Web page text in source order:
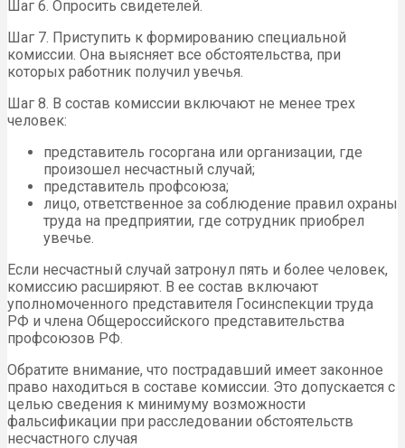
Шаг 6. Опросить свидетелей.
Шаг 7. Приступить к формированию специальной
комиссии. Она выясняет все обстоятельства, при
которых работник получил увечья.
Шаг 8. В состав комиссии включают не менее трех
человек:
представитель госоргана или организации, где
произошел несчастный случай;
представитель профсоюза;
лицо, ответственное за соблюдение правил охраны
труда на предприятии, где сотрудник приобрел
увечье.
Если несчастный случай затронул пять и более человек,
комиссию расширяют. В ее состав включают
уполномоченного представителя Госинспекции труда
РФ и члена Общероссийского представительства
профсоюзов РФ.
Обратите внимание, что пострадавший имеет законное
право находиться в составе комиссии. Это допускается с
целью сведения к минимуму возможности
фальсификации при расследовании обстоятельств
несчастного случая